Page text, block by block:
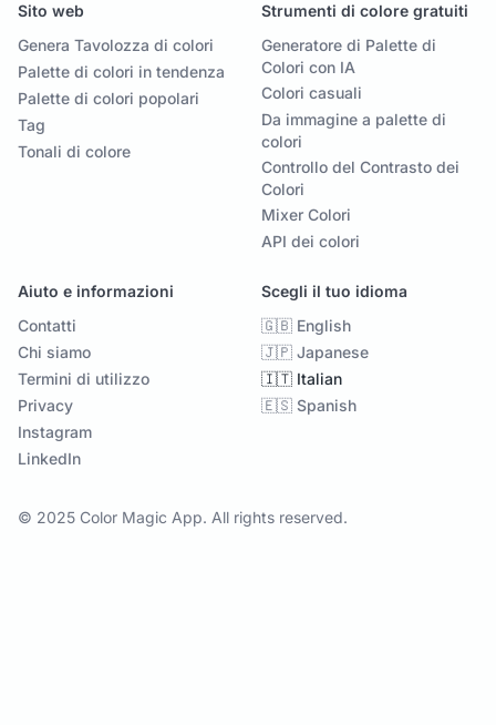
Sito web
Genera Tavolozza di colori
Palette di colori in tendenza
Palette di colori popolari
Tag
Tonali di colore
Strumenti di colore gratuiti
Generatore di Palette di
Colori con IA
Colori casuali
Da immagine a palette di
colori
Controllo del Contrasto dei
Colori
Mixer Colori
API dei colori
Aiuto e informazioni
Contatti
Chi siamo
Termini di utilizzo
Privacy
Instagram
LinkedIn
Scegli il tuo idioma
🇬🇧 English
🇯🇵 Japanese
🇮🇹 Italian
🇪🇸 Spanish
© 2025 Color Magic App. All rights reserved.